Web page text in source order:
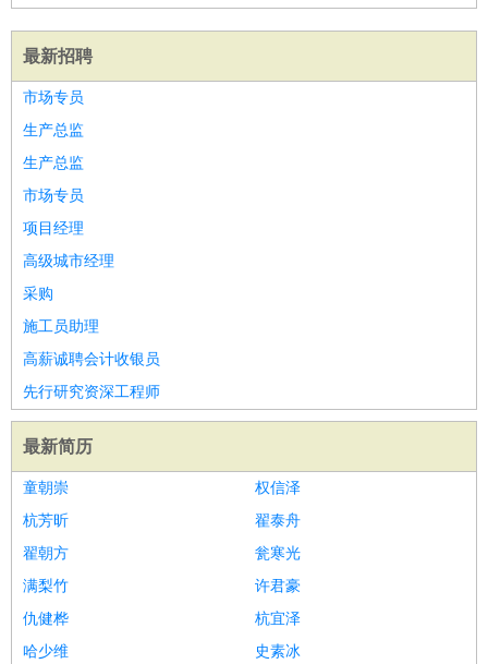
最新招聘
市场专员
生产总监
生产总监
市场专员
项目经理
高级城市经理
采购
施工员助理
高薪诚聘会计收银员
先行研究资深工程师
最新简历
童朝崇
权信泽
杭芳昕
翟泰舟
翟朝方
瓮寒光
满梨竹
许君豪
仇健桦
杭宜泽
哈少维
史素冰